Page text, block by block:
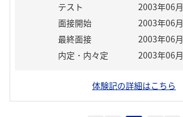
テスト
2003年06月
面接開始
2003年06月
最終面接
2003年06月
内定・内々定
2003年06月
体験記の詳細はこちら